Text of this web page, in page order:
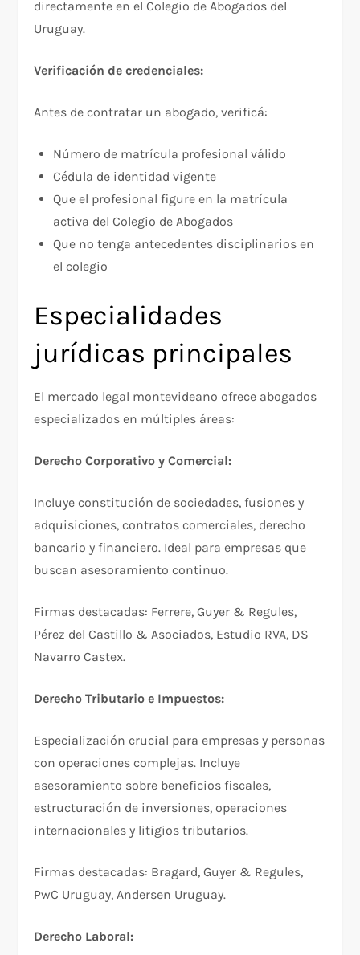
directamente en el Colegio de Abogados del
Uruguay.​
Verificación de credenciales:
Antes de contratar un abogado, verificá:​
Número de matrícula profesional válido
Cédula de identidad vigente
Que el profesional figure en la matrícula
activa del Colegio de Abogados
Que no tenga antecedentes disciplinarios en
el colegio
Especialidades
jurídicas principales
El mercado legal montevideano ofrece abogados
especializados en múltiples áreas:​
Derecho Corporativo y Comercial:
Incluye constitución de sociedades, fusiones y
adquisiciones, contratos comerciales, derecho
bancario y financiero. Ideal para empresas que
buscan asesoramiento continuo.​
Firmas destacadas: Ferrere, Guyer & Regules,
Pérez del Castillo & Asociados, Estudio RVA, DS
Navarro Castex.​
Derecho Tributario e Impuestos:
Especialización crucial para empresas y personas
con operaciones complejas. Incluye
asesoramiento sobre beneficios fiscales,
estructuración de inversiones, operaciones
internacionales y litigios tributarios.​
Firmas destacadas: Bragard, Guyer & Regules,
PwC Uruguay, Andersen Uruguay.​
Derecho Laboral: